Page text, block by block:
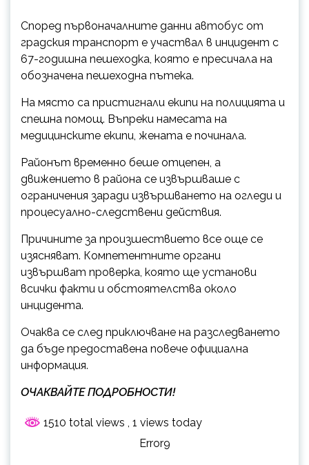
Според първоначалните данни автобус от
градския транспорт е участвал в инцидент с
67-годишна пешеходка, която е пресичала на
обозначена пешеходна пътека.
На място са пристигнали екипи на полицията и
спешна помощ. Въпреки намесата на
медицинските екипи, жената е починала.
Районът временно беше отцепен, а
движението в района се извършваше с
ограничения заради извършването на огледи и
процесуално-следствени действия.
Причините за произшествието все още се
изясняват. Компетентните органи
извършват проверка, която ще установи
всички факти и обстоятелства около
инцидента.
Очаква се след приключване на разследването
да бъде предоставена повече официална
информация.
ОЧАКВАЙТЕ ПОДРОБНОСТИ!
1510 total views , 1 views today
Error9